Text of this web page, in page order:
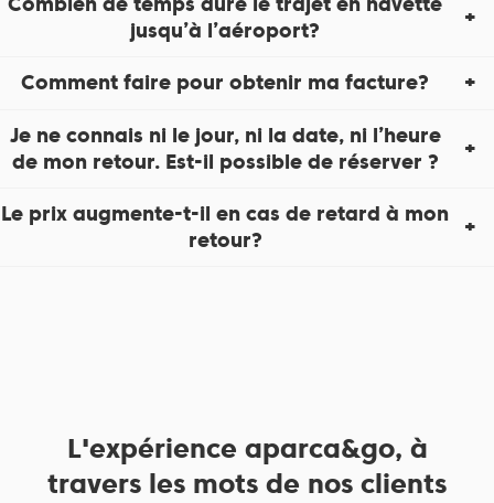
jusqu’à l’aéroport?
Comment faire pour obtenir ma facture?
Je ne connais ni le jour, ni la date, ni l’heure
de mon retour. Est-il possible de réserver ?
Le prix augmente-t-il en cas de retard à mon
retour?
L'expérience aparca&go, à
travers les mots de nos clients